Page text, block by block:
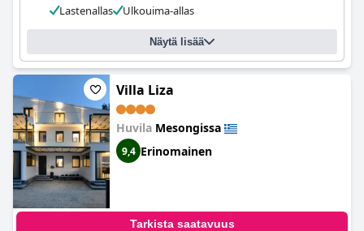
Lastenallas
Ulkouima-allas
Näytä lisää
Villa Liza
Huvila Mesongissa
9,4 Erinomainen
Tarkista saatavuus